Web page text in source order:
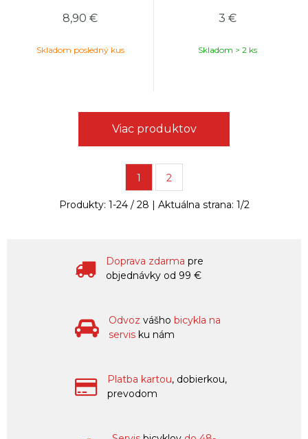
8,90 €
Skladom posledný kus
3 €
Skladom > 2 ks
Viac produktov
1 2
Produkty: 1-24/ 28 | Aktuálna strana: 1/2
Doprava zdarma pre
objednávky od 99 €
Odvoz vášho bicykla na
servis ku nám
Platba kartou, dobierkou,
prevodom